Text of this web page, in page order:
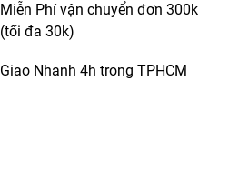
Miễn Phí vận chuyển đơn 300k
(tối đa 30k)
Giao Nhanh 4h trong TPHCM